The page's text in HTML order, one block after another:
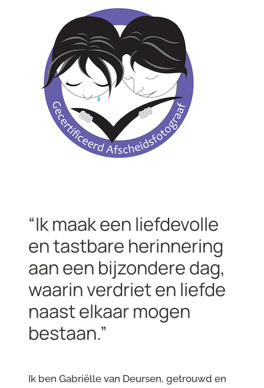
“Ik maak een liefdevolle
en tastbare herinnering
aan een bijzondere dag,
waarin verdriet en liefde
naast elkaar mogen
bestaan.”
Ik ben Gabriëlle van Deursen, getrouwd en